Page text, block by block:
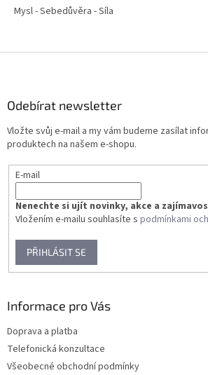
Mysl - Sebedůvěra - Síla
Odebírat newsletter
Vložte svůj e-mail a my vám budeme zasílat
produktech na našem e-shopu.
E-mail
Nenechte si ujít novinky, akce a
Vložením e-mailu souhlasíte s podmínkami
PŘIHLÁSIT SE
Informace pro Vás
Doprava a platba
Telefonická konzultace
Všeobecné obchodní podmínky